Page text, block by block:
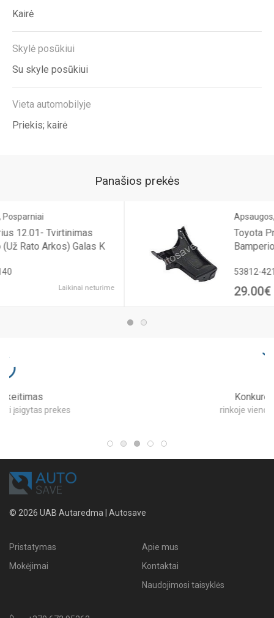
Kairė
Skylė posūkiui
Su skyle posūkiui
Vieta automobilyje
Priekis; kairė
Panašios prekės
Toyota Prius 09.05- Tvirtinimas
Bamperio (Už Rato Arkos) Galas
53812-42140
Laikinai
rinkoje vienos mažiausių kainų
© 2026 UAB Autaredma | Autosave
Pristatymas
Mokėjimai
Apie mus
Kontaktai
Naudojimosi taisyklės